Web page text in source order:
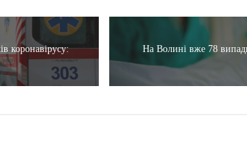
коронавірусу:
На Волині вже 78